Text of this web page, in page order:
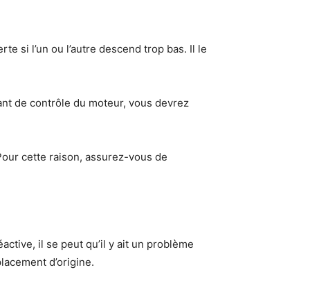
si l’un ou l’autre descend trop bas. Il le
de contrôle du moteur, vous devrez
cette raison, assurez-vous de
il se peut qu’il y ait un problème
d’origine.